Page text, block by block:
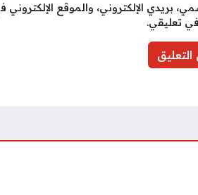
بريدي الإلكتروني، والموقع
تعليقي.